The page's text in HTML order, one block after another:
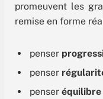
promeuvent les
remise en forme
penser
penser
penser équilibre